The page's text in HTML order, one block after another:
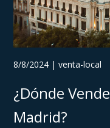
8/8/2024 | venta-local
¿Dónde
Madrid?